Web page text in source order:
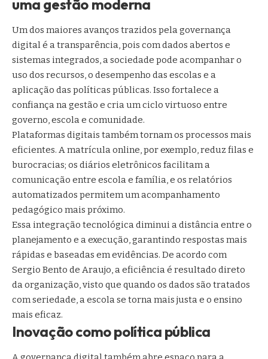
uma gestão moderna
Um dos maiores avanços trazidos pela governança
digital é a transparência, pois com dados abertos e
sistemas integrados, a sociedade pode acompanhar o
uso dos recursos, o desempenho das escolas e a
aplicação das políticas públicas. Isso fortalece a
confiança na gestão e cria um ciclo virtuoso entre
governo, escola e comunidade.
Plataformas digitais também tornam os processos mais
eficientes. A matrícula online, por exemplo, reduz filas e
burocracias; os diários eletrônicos facilitam a
comunicação entre escola e família, e os relatórios
automatizados permitem um acompanhamento
pedagógico mais próximo.
Essa integração tecnológica diminui a distância entre o
planejamento e a execução, garantindo respostas mais
rápidas e baseadas em evidências. De acordo com
Sergio Bento de Araujo, a eficiência é resultado direto
da organização, visto que quando os dados são tratados
com seriedade, a escola se torna mais justa e o ensino
mais eficaz.
Inovação como política pública